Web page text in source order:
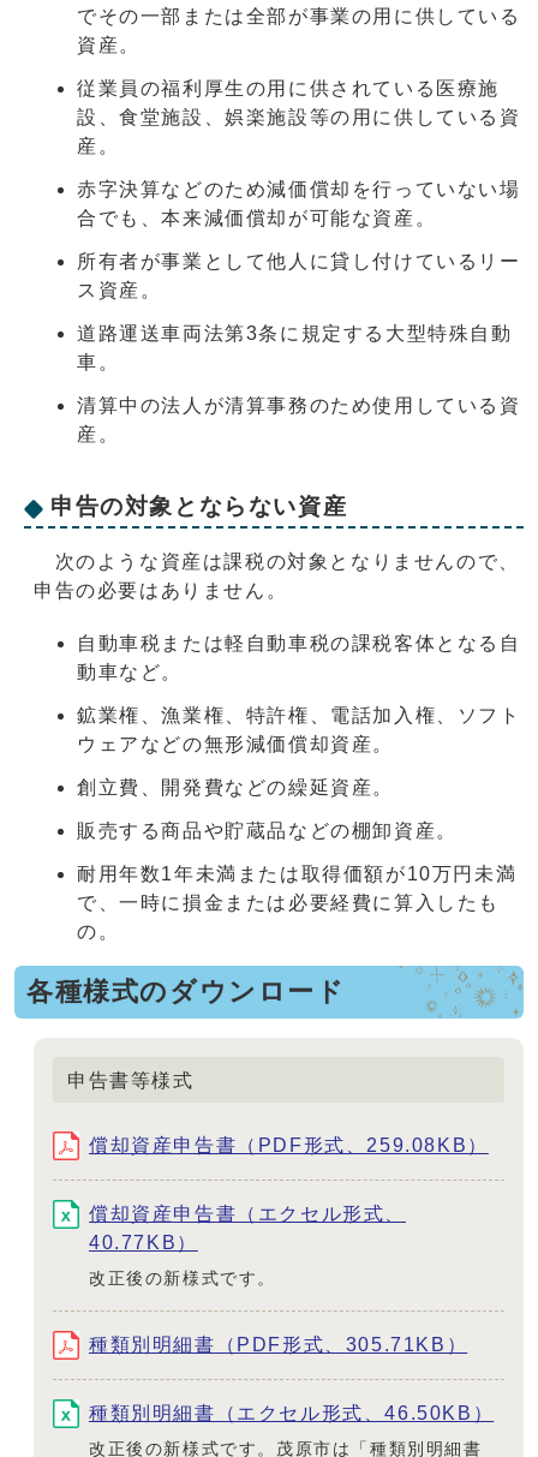
でその一部または全部が事業の用に供している
資産。
従業員の福利厚生の用に供されている医療施
設、食堂施設、娯楽施設等の用に供している資
産。
赤字決算などのため減価償却を行っていない場
合でも、本来減価償却が可能な資産。
所有者が事業として他人に貸し付けているリー
ス資産。
道路運送車両法第3条に規定する大型特殊自動
車。
清算中の法人が清算事務のため使用している資
産。
申告の対象とならない資産
次のような資産は課税の対象となりませんので、
申告の必要はありません。
自動車税または軽自動車税の課税客体となる自
動車など。
鉱業権、漁業権、特許権、電話加入権、ソフト
ウェアなどの無形減価償却資産。
創立費、開発費などの繰延資産。
販売する商品や貯蔵品などの棚卸資産。
耐用年数1年未満または取得価額が10万円未満
で、一時に損金または必要経費に算入したも
の。
各種様式のダウンロード
申告書等様式
償却資産申告書（PDF形式、259.08KB）
償却資産申告書（エクセル形式、
40.77KB）
改正後の新様式です。
種類別明細書（PDF形式、305.71KB）
種類別明細書（エクセル形式、46.50KB）
改正後の新様式です。茂原市は「種類別明細書